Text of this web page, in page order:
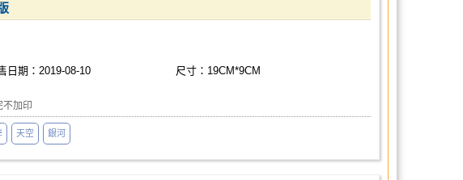
日期：2019-08-10
尺寸：19CM*9CM
不加印
天空 銀河